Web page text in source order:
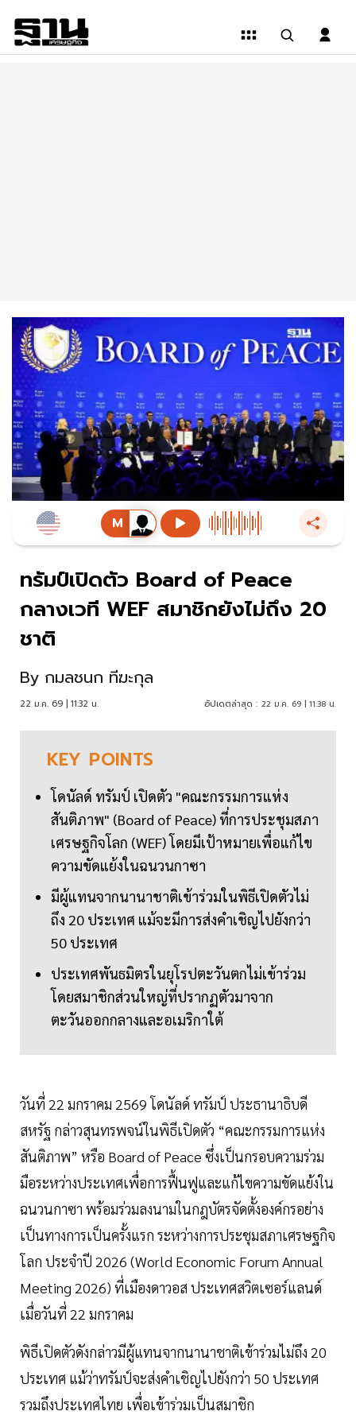
ทรัมป์เปิดตัว Board of Peace
กลางเวที WEF สมาชิกยังไม่ถึง 20
ชาติ
By กมลชนก ทีฆะกุล
22 ม.ค. 69 | 11:32 น. อัปเดตล่าสุด : 22 ม.ค. 69 | 11:38 น.
KEY POINTS
โดนัลด์ ทรัมป์ เปิดตัว "คณะกรรมการแห่ง
สันติภาพ" (Board of Peace) ที่การประชุมสภา
เศรษฐกิจโลก (WEF) โดยมีเป้าหมายเพื่อแก้ไข
ความขัดแย้งในฉนวนกาซา
มีผู้แทนจากนานาชาติเข้าร่วมในพิธีเปิดตัวไม่
ถึง 20 ประเทศ แม้จะมีการส่งคำเชิญไปยังกว่า
50 ประเทศ
ประเทศพันธมิตรในยุโรปตะวันตกไม่เข้าร่วม
โดยสมาชิกส่วนใหญ่ที่ปรากฏตัวมาจาก
ตะวันออกกลางและอเมริกาใต้
วันที่ 22 มกราคม 2569 โดนัลด์ ทรัมป์ ประธานาธิบดี
สหรัฐ กล่าวสุนทรพจน์ในพิธีเปิดตัว “คณะกรรมการแห่ง
สันติภาพ” หรือ Board of Peace ซึ่งเป็นกรอบความร่วม
มือระหว่างประเทศเพื่อการฟื้นฟูและแก้ไขความขัดแย้งใน
ฉนวนกาซา พร้อมร่วมลงนามในกฎบัตรจัดตั้งองค์กรอย่าง
เป็นทางการเป็นครั้งแรก ระหว่างการประชุมสภาเศรษฐกิจ
โลก ประจำปี 2026 (World Economic Forum Annual
Meeting 2026) ที่เมืองดาวอส ประเทศสวิตเซอร์แลนด์
เมื่อวันที่ 22 มกราคม
พิธีเปิดตัวดังกล่าวมีผู้แทนจากนานาชาติเข้าร่วมไม่ถึง 20
ประเทศ แม้ว่าทรัมป์จะส่งคำเชิญไปยังกว่า 50 ประเทศ
รวมถึงประเทศไทย เพื่อเข้าร่วมเป็นสมาชิก